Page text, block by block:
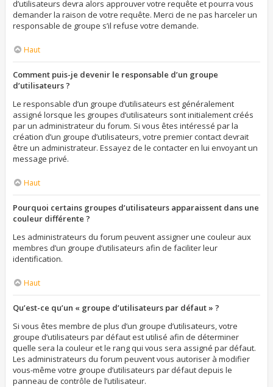
d’utilisateurs devra alors approuver votre requête et pourra vous
demander la raison de votre requête. Merci de ne pas harceler un
responsable de groupe s’il refuse votre demande.
Haut
Comment puis-je devenir le responsable d’un groupe
d’utilisateurs ?
Le responsable d’un groupe d’utilisateurs est généralement
assigné lorsque les groupes d’utilisateurs sont initialement créés
par un administrateur du forum. Si vous êtes intéressé par la
création d’un groupe d’utilisateurs, votre premier contact devrait
être un administrateur. Essayez de le contacter en lui envoyant un
message privé.
Haut
Pourquoi certains groupes d’utilisateurs apparaissent dans une
couleur différente ?
Les administrateurs du forum peuvent assigner une couleur aux
membres d’un groupe d’utilisateurs afin de faciliter leur
identification.
Haut
Qu’est-ce qu’un « groupe d’utilisateurs par défaut » ?
Si vous êtes membre de plus d’un groupe d’utilisateurs, votre
groupe d’utilisateurs par défaut est utilisé afin de déterminer
quelle sera la couleur et le rang qui vous sera assigné par défaut.
Les administrateurs du forum peuvent vous autoriser à modifier
vous-même votre groupe d’utilisateurs par défaut depuis le
panneau de contrôle de l’utilisateur.